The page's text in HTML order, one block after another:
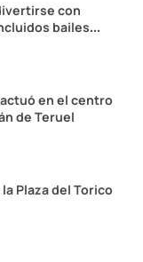
con
bailes
Etnia en
en el centro
de Teruel
Plaza del Torico